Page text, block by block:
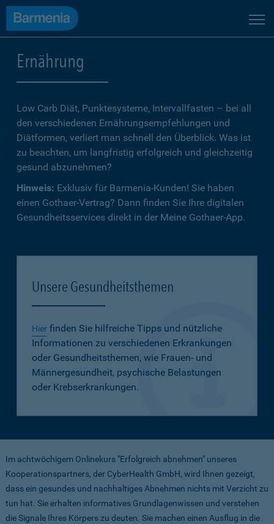
Ernährung
Low Carb Diät, Punktesysteme, Intervallfasten – bei all
den verschiedenen Ernährungsempfehlungen und
Diätformen, verliert man schnell den Überblick. Was ist
zu beachten, um langfristig erfolgreich und gleichzeitig
gesund abzunehmen?
Hinweis: Exklusiv für Barmenia-Kunden! Sie haben
einen Gothaer-Vertrag? Dann finden Sie Ihre digitalen
Gesundheitsservices direkt in der Meine Gothaer-App.
Unsere Gesundheitsthemen
Hier finden Sie hilfreiche Tipps und nützliche
Informationen zu verschiedenen Erkrankungen
oder Gesundheitsthemen, wie Frauen- und
Männergesundheit, psychische Belastungen
oder Krebserkrankungen.
Im achtwöchigem Onlinekurs "Erfolgreich abnehmen" unseres
Kooperationspartners, der CyberHealth GmbH, wird Ihnen gezeigt,
dass ein gesundes und nachhaltiges Abnehmen nichts mit Verzicht zu
tun hat. Sie erhalten informatives Grundlagenwissen und verstehen
die Signale Ihres Körpers zu deuten. Sie machen einen Ausflug in die